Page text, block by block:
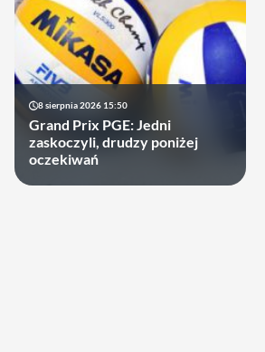
8 sierpnia 2026 15:50
Grand Prix PGE: Jedni
zaskoczyli, drudzy poniżej
oczekiwań